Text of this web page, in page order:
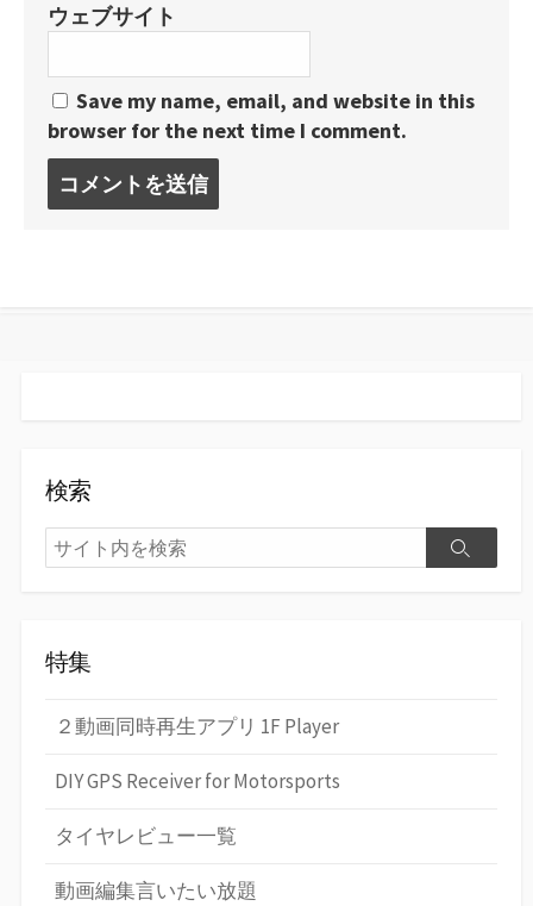
ウェブサイト
Save my name, email, and website in this
browser for the next time I comment.
メ
検索
検
索
検
特集
２動画同時再生アプリ 1F Player
DIY GPS Receiver for Motorsports
タイヤレビュー一覧
動画編集言いたい放題